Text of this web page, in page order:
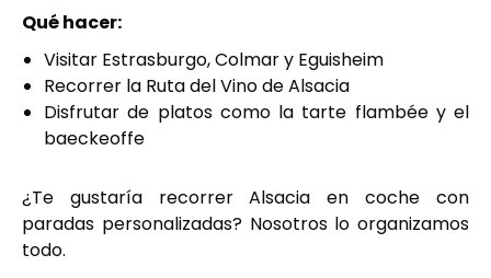
Qué hacer:
Visitar Estrasburgo, Colmar y Eguisheim
Recorrer la Ruta del Vino de Alsacia
Disfrutar de platos como la tarte flambée y el
baeckeoffe
¿Te gustaría recorrer Alsacia en coche con
paradas personalizadas? Nosotros lo organizamos
todo.